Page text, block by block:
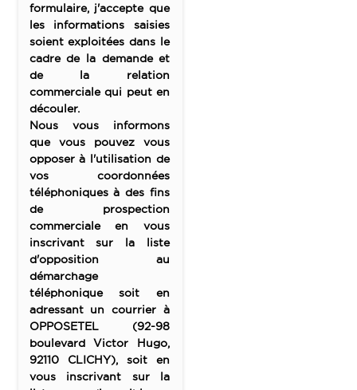
formulaire, j'accepte que
les informations saisies
soient exploitées dans le
cadre de la demande et
de la relation
commerciale qui peut en
découler.
Nous vous informons
que vous pouvez vous
opposer à l'utilisation de
vos coordonnées
téléphoniques à des fins
de prospection
commerciale en vous
inscrivant sur la liste
d'opposition au
démarchage
téléphonique soit en
adressant un courrier à
OPPOSETEL (92-98
boulevard Victor Hugo,
92110 CLICHY), soit en
vous inscrivant sur la